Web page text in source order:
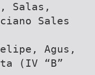
Salas,
Sales
Agus,
(IV “B”